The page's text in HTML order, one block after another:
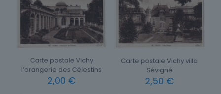
Carte postale Vichy
l’orangerie des Célestins
2,00 €
Carte postale Vichy villa
Sévigné
2,50 €